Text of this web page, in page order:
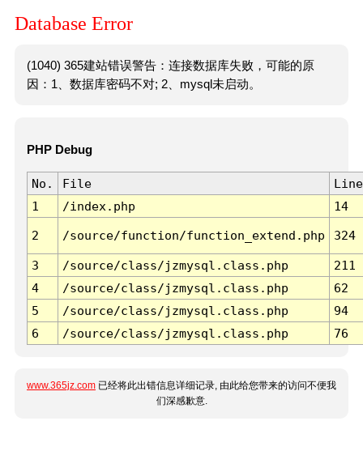
Database Error
(1040) 365建站错误警告：连接数据库失败，可能的原
因：1、数据库密码不对; 2、mysql未启动。
PHP Debug
No. File
Line
1
/index.php 14
2 /source/function/function_extend.php 324
3 /source/class/jzmysql.class.php
211
4
/source/class/jzmysql.class.php
62
5
/source/class/jzmysql.class.php
94
6
/source/class/jzmysql.class.php 76
www.365jz.com 已经将此出错信息详细记录, 由此给您带来的访问不便我
们深感歉意.